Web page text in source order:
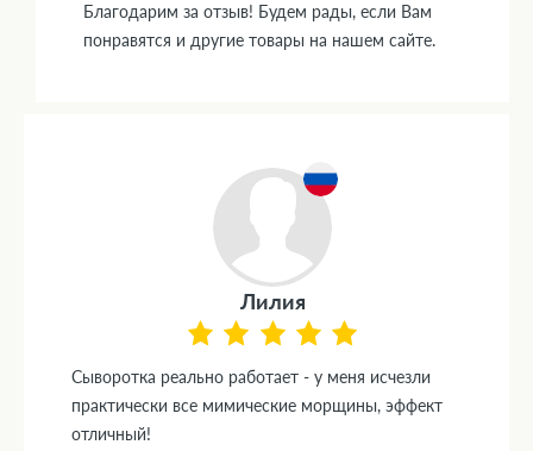
Благодарим за отзыв! Будем рады, если Вам
понравятся и другие товары на нашем сайте.
Лилия
Сыворотка реально работает - у меня исчезли
практически все мимические морщины, эффект
отличный!